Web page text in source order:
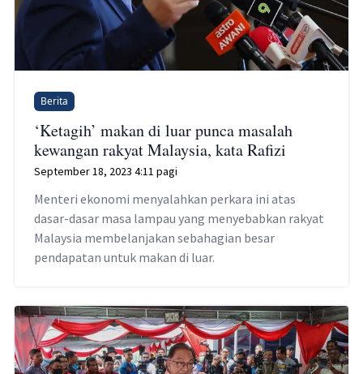
Berita
‘Ketagih’ makan di luar punca masalah
kewangan rakyat Malaysia, kata Rafizi
September 18, 2023 4:11 pagi
Menteri ekonomi menyalahkan perkara ini atas
dasar-dasar masa lampau yang menyebabkan rakyat
Malaysia membelanjakan sebahagian besar
pendapatan untuk makan di luar.